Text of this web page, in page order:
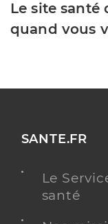
Le site santé
quand vous
SANTE.FR
Le
santé